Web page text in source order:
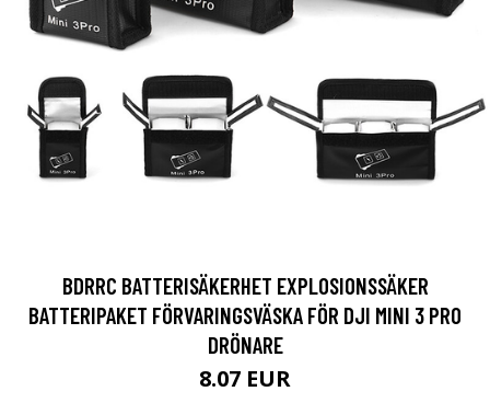
BDRRC BATTERISÄKERHET EXPLOSIONSSÄKER
BATTERIPAKET FÖRVARINGSVÄSKA FÖR DJI MINI 3 PRO
DRÖNARE
8.07 EUR